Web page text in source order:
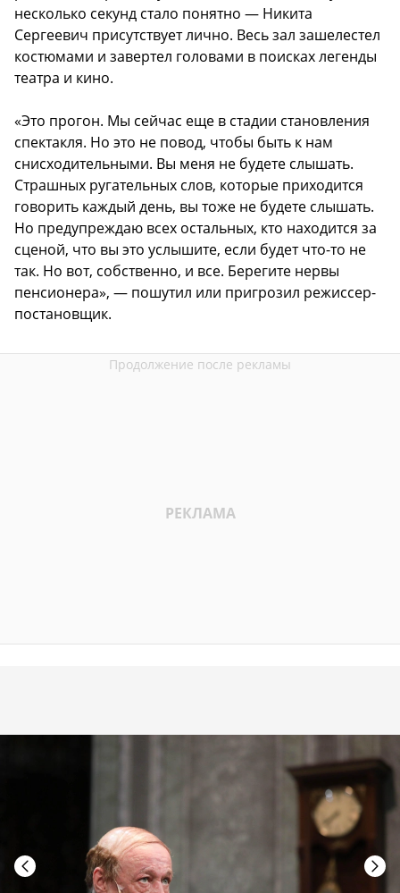
несколько секунд стало понятно — Никита
Сергеевич присутствует лично. Весь зал зашелестел
костюмами и завертел головами в поисках легенды
театра и кино.
«Это прогон. Мы сейчас еще в стадии становления
спектакля. Но это не повод, чтобы быть к нам
снисходительными. Вы меня не будете слышать.
Страшных ругательных слов, которые приходится
говорить каждый день, вы тоже не будете слышать.
Но предупреждаю всех остальных, кто находится за
сценой, что вы это услышите, если будет что-то не
так. Но вот, собственно, и все. Берегите нервы
пенсионера», — пошутил или пригрозил режиссер-
постановщик.